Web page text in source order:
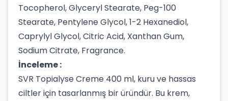
Tocopherol, Glyceryl Stearate, Peg-100
Stearate, Pentylene Glycol, 1-2 Hexanediol,
Caprylyl Glycol, Citric Acid, Xanthan Gum,
Sodium Citrate, Fragrance.
İnceleme :
SVR Topialyse Creme 400 ml, kuru ve hassas
ciltler için tasarlanmış bir üründür. Bu krem,